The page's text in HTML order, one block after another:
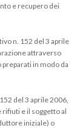
e recupero dei
n. 152 del 3 aprile
attraverso
in modo da
del 3 aprile 2006,
rifiuti e il soggetto al
iniziale) o